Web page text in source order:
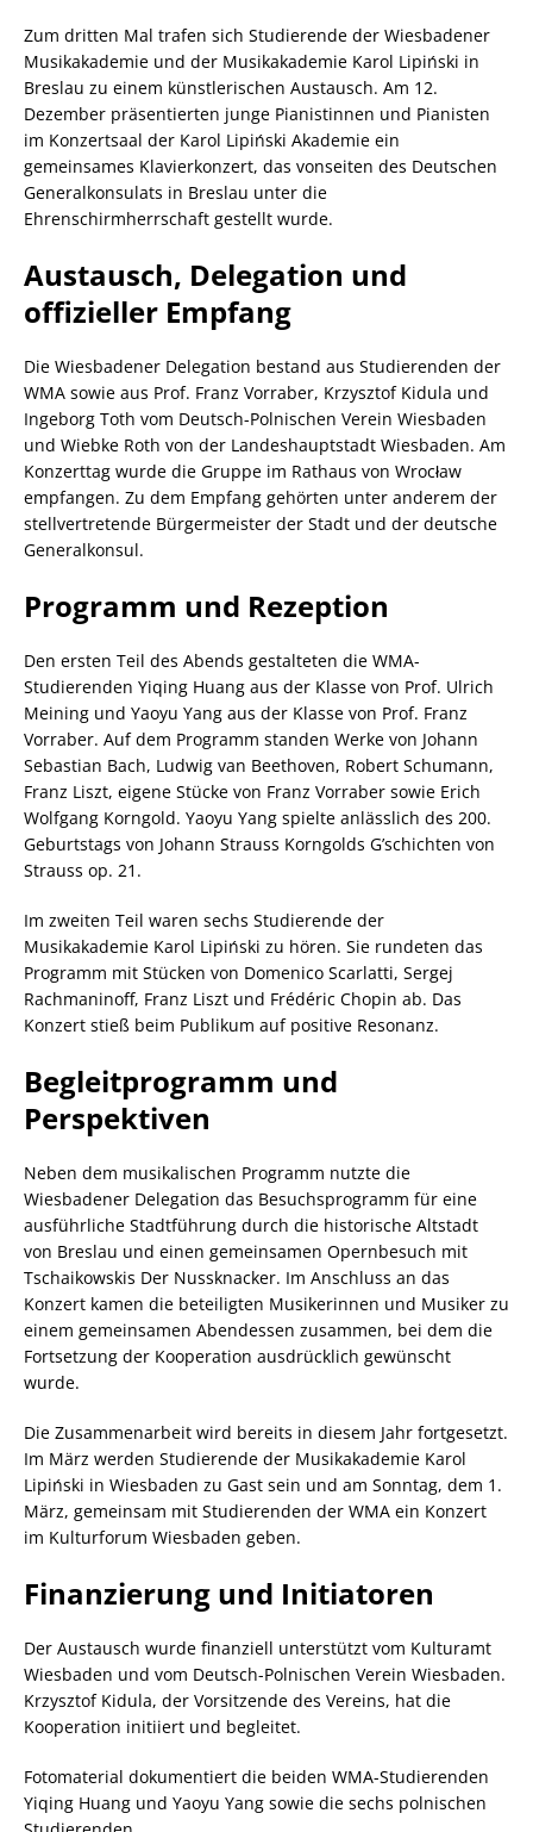
Zum dritten Mal trafen sich Studierende der Wiesbadener
Musikakademie und der Musikakademie Karol Lipiński in
Breslau zu einem künstlerischen Austausch. Am 12.
Dezember präsentierten junge Pianistinnen und Pianisten
im Konzertsaal der Karol Lipiński Akademie ein
gemeinsames Klavierkonzert, das vonseiten des Deutschen
Generalkonsulats in Breslau unter die
Ehrenschirmherrschaft gestellt wurde.
Austausch, Delegation und
offizieller Empfang
Die Wiesbadener Delegation bestand aus Studierenden der
WMA sowie aus Prof. Franz Vorraber, Krzysztof Kidula und
Ingeborg Toth vom Deutsch-Polnischen Verein Wiesbaden
und Wiebke Roth von der Landeshauptstadt Wiesbaden. Am
Konzerttag wurde die Gruppe im Rathaus von Wrocław
empfangen. Zu dem Empfang gehörten unter anderem der
stellvertretende Bürgermeister der Stadt und der deutsche
Generalkonsul.
Programm und Rezeption
Den ersten Teil des Abends gestalteten die WMA-
Studierenden Yiqing Huang aus der Klasse von Prof. Ulrich
Meining und Yaoyu Yang aus der Klasse von Prof. Franz
Vorraber. Auf dem Programm standen Werke von Johann
Sebastian Bach, Ludwig van Beethoven, Robert Schumann,
Franz Liszt, eigene Stücke von Franz Vorraber sowie Erich
Wolfgang Korngold. Yaoyu Yang spielte anlässlich des 200.
Geburtstags von Johann Strauss Korngolds G’schichten von
Strauss op. 21.
Im zweiten Teil waren sechs Studierende der
Musikakademie Karol Lipiński zu hören. Sie rundeten das
Programm mit Stücken von Domenico Scarlatti, Sergej
Rachmaninoff, Franz Liszt und Frédéric Chopin ab. Das
Konzert stieß beim Publikum auf positive Resonanz.
Begleitprogramm und
Perspektiven
Neben dem musikalischen Programm nutzte die
Wiesbadener Delegation das Besuchsprogramm für eine
ausführliche Stadtführung durch die historische Altstadt
von Breslau und einen gemeinsamen Opernbesuch mit
Tschaikowskis Der Nussknacker. Im Anschluss an das
Konzert kamen die beteiligten Musikerinnen und Musiker zu
einem gemeinsamen Abendessen zusammen, bei dem die
Fortsetzung der Kooperation ausdrücklich gewünscht
wurde.
Die Zusammenarbeit wird bereits in diesem Jahr fortgesetzt.
Im März werden Studierende der Musikakademie Karol
Lipiński in Wiesbaden zu Gast sein und am Sonntag, dem 1.
März, gemeinsam mit Studierenden der WMA ein Konzert
im Kulturforum Wiesbaden geben.
Finanzierung und Initiatoren
Der Austausch wurde finanziell unterstützt vom Kulturamt
Wiesbaden und vom Deutsch-Polnischen Verein Wiesbaden.
Krzysztof Kidula, der Vorsitzende des Vereins, hat die
Kooperation initiiert und begleitet.
Fotomaterial dokumentiert die beiden WMA-Studierenden
Yiqing Huang und Yaoyu Yang sowie die sechs polnischen